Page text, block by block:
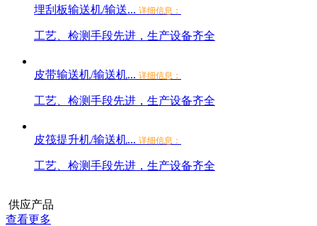
埋刮板输送机/输送... 详细信息：
工艺、检测手段先进，生产设备齐全
皮带输送机/输送机... 详细信息：
工艺、检测手段先进，生产设备齐全
皮筏提升机/输送机... 详细信息：
工艺、检测手段先进，生产设备齐全
供应产品
查看更多